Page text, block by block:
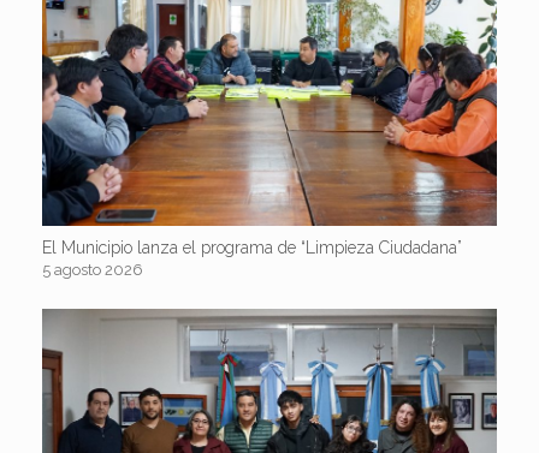
El Municipio lanza el programa de “Limpieza Ciudadana”
5 agosto 2026